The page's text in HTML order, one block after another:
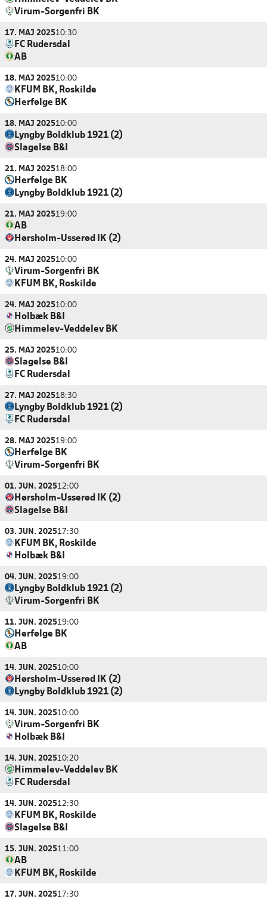
Virum-Sorgenfri BK
17. MAJ 202510:30
FC Rudersdal
AB
18. MAJ 202510:00
KFUM BK, Roskilde
Herfølge BK
18. MAJ 202510:00
Lyngby Boldklub 1921 (2)
Slagelse B&I
21. MAJ 202518:00
Herfølge BK
Lyngby Boldklub 1921 (2)
21. MAJ 202519:00
AB
Hørsholm-Usserød IK (2)
24. MAJ 202510:00
Virum-Sorgenfri BK
KFUM BK, Roskilde
24. MAJ 202510:00
Holbæk B&I
Himmelev-Veddelev BK
25. MAJ 202510:00
Slagelse B&I
FC Rudersdal
27. MAJ 202518:30
Lyngby Boldklub 1921 (2)
FC Rudersdal
28. MAJ 202519:00
Herfølge BK
Virum-Sorgenfri BK
01. JUN. 202512:00
Hørsholm-Usserød IK (2)
Slagelse B&I
03. JUN. 202517:30
KFUM BK, Roskilde
Holbæk B&I
04. JUN. 202519:00
Lyngby Boldklub 1921 (2)
Virum-Sorgenfri BK
11. JUN. 202519:00
Herfølge BK
AB
14. JUN. 202510:00
Hørsholm-Usserød IK (2)
Lyngby Boldklub 1921 (2)
14. JUN. 202510:00
Virum-Sorgenfri BK
Holbæk B&I
14. JUN. 202510:20
Himmelev-Veddelev BK
FC Rudersdal
14. JUN. 202512:30
KFUM BK, Roskilde
Slagelse B&I
15. JUN. 202511:00
AB
KFUM BK, Roskilde
17. JUN. 202517:30